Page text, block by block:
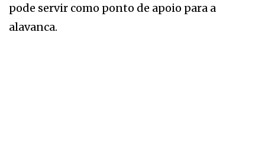
pode servir como ponto de apoio para a
alavanca.